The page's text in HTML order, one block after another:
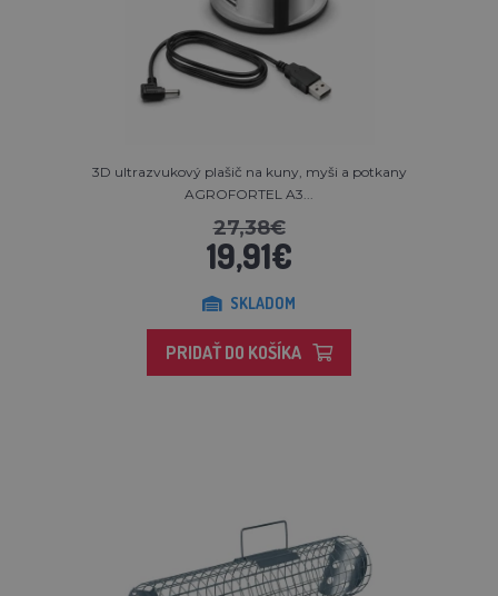
3D ultrazvukový plašič na kuny, myši a potkany
AGROFORTEL A3...
27,38€
19,91€
SKLADOM
PRIDAŤ DO KOŠÍKA